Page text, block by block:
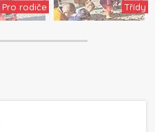
Pro rodiče Třídy